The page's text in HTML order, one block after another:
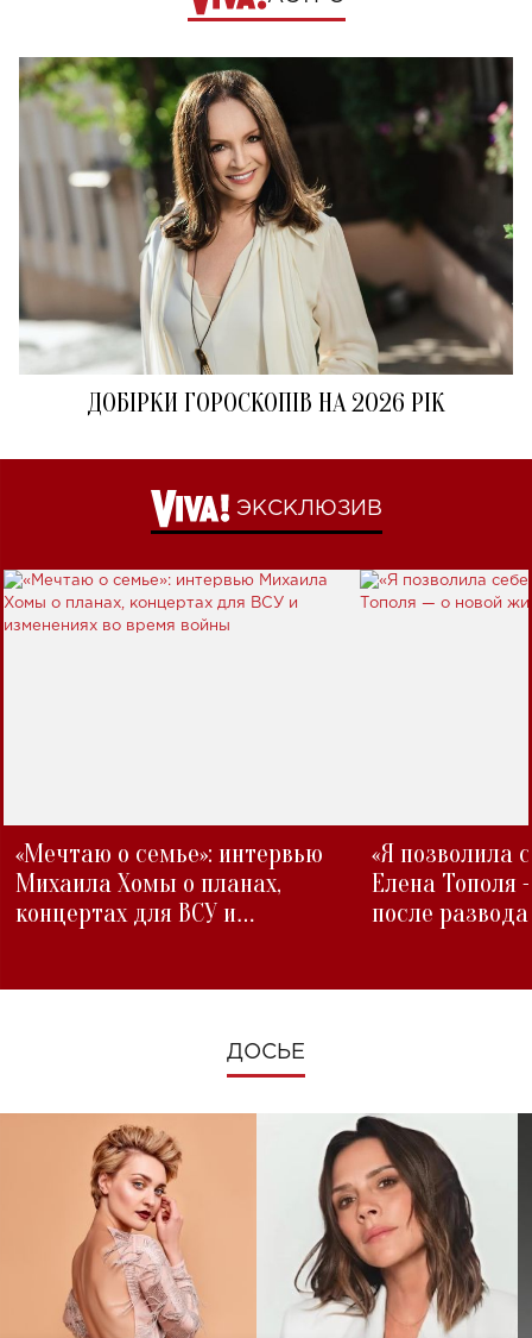
ДОБІРКИ ГОРОСКОПІВ НА 2026 РІК
ЭКСКЛЮЗИВ
«Мечтаю о семье»: интервью
Михаила Хомы о планах,
концертах для ВСУ и
«Я позволила
Елена Тополя
после развода
ДОСЬЕ